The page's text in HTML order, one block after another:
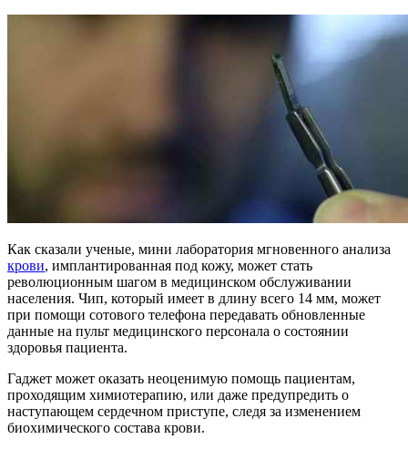
Как сказали ученые, мини лаборатория мгновенного анализа
крови, имплантированная под кожу, может стать
революционным шагом в медицинском обслуживании
населения. Чип, который имеет в длину всего 14 мм, может
при помощи сотового телефона передавать обновленные
данные на пульт медицинского персонала о состоянии
здоровья пациента.
Гаджет может оказать неоценимую помощь пациентам,
проходящим химиотерапию, или даже предупредить о
наступающем сердечном приступе, следя за изменением
биохимического состава крови.